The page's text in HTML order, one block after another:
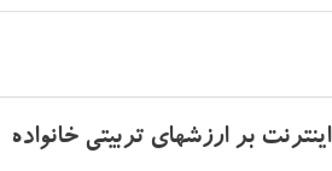
بر ارزشهای تربیتی خانواده